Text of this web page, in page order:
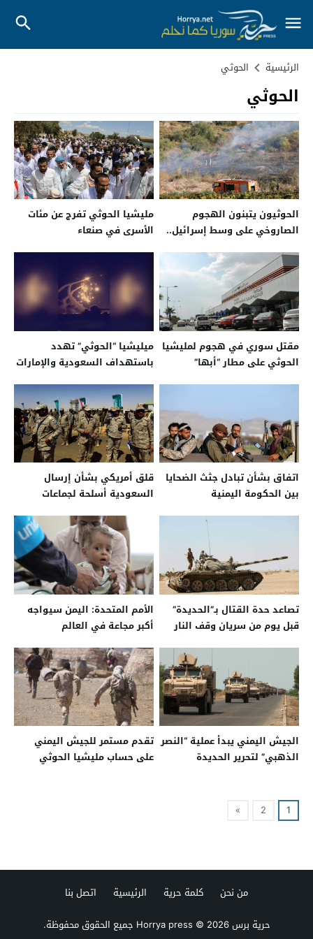
الرئيسية الحوثي
الحوثي
الحوثيون يتبنون الهجوم
الصاروخي على وسط إسرائيل..
مليشيا الحوثي تفرج عن مئات
الأسرى في صنعاء
مقتل سوري في هجوم لمليشيا
الحوثي على مطار “أبها”
ميليشيا “الحوثي” تهدد
باستهداف السعودية والإمارات
اتفاق بشأن تبادل جثث الضحايا
بين الحكومة اليمنية
قلق أمريكي بشأن إرسال
السعودية أسلحة لجماعات
تصاعد حدة القتال بـ”الحديدة”
قبل يوم من سريان وقف النار
الأمم المتحدة: اليمن سيواجه
أكبر مجاعة في العالم
الجيش اليمني يبدأ عملية “النصر
الذهبي” لتحرير الحديدة
تقدم مستمر للجيش اليمني
على حساب مليشيا الحوثي
1
2
»
من نحن كلمة حرية الرئيسية
اتصل بنا
حرية برس Horrya press© 2026 جميع الحقوق محفوظة.